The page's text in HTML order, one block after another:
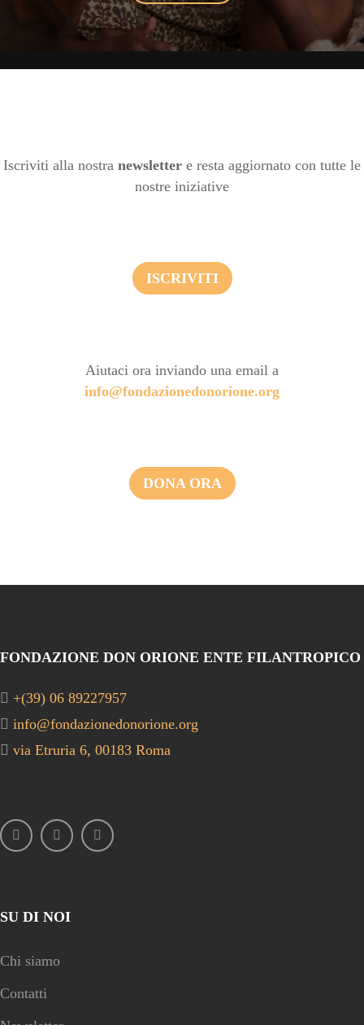
Iscriviti alla nostra newsletter e resta aggiornato con tutte le
nostre iniziative
ISCRIVITI
Aiutaci ora inviando una email a
info@fondazionedonorione.org
DONA ORA
FONDAZIONE DON ORIONE ENTE FILANTROPICO
+(39) 06 89227957
info@fondazionedonorione.org
via Etruria 6, 00183 Roma
SU DI NOI
Chi siamo
Contatti